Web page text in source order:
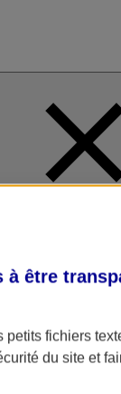
à être
fichiers
du site et